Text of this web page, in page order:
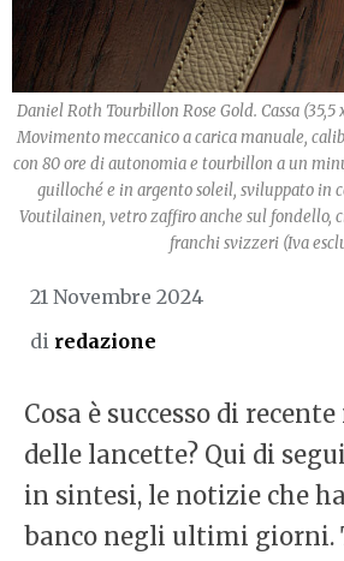
Daniel Roth Tourbillon Rose Gold. Cassa (35,5
Movimento meccanico a carica manuale,
con 80 ore di autonomia e tourbillon a un
guilloché e in argento soleil, sviluppato in
Voutilainen, vetro zaffiro anche sul fondello,
franchi svizzeri (Iva
21 Novembre 2024
di redazione
Cosa è successo di
delle lancette? Qui di
in sintesi, le notizie che
banco negli ultimi giorni.